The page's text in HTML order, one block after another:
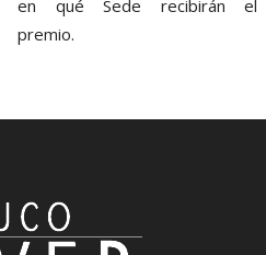
en qué Sede recibirán el
premio.